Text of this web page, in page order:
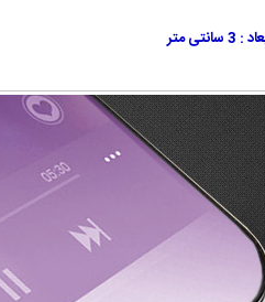
: 3 سانتی متر